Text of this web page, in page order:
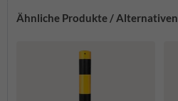
Ähnliche Produkte / Alternativen